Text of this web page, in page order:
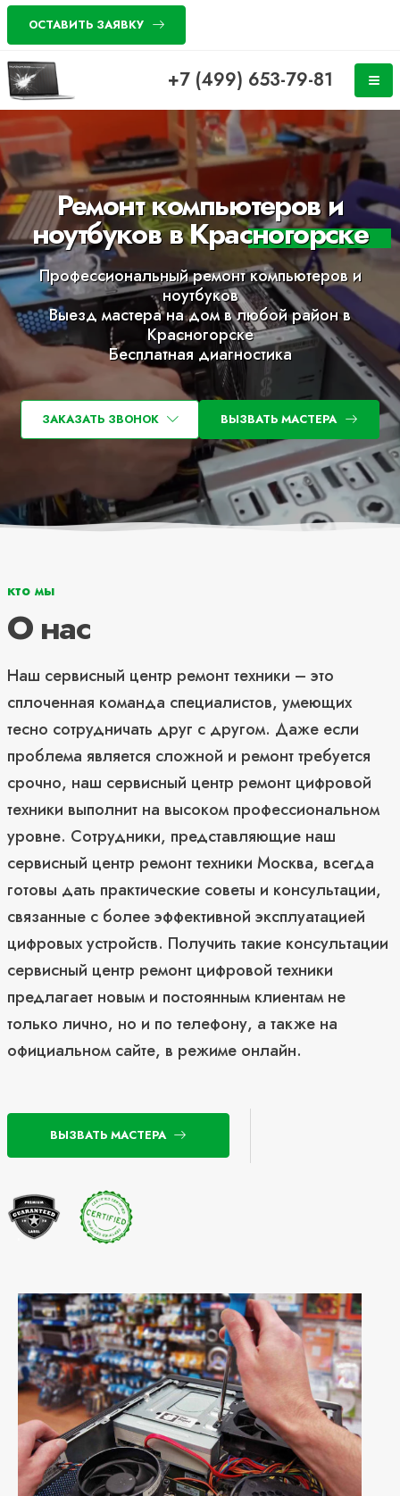
ОСТАВИТЬ ЗАЯВКУ
+7 (499) 653-79-81
Ремонт компьютеров и
ноутбуков в Красногорске
Профессиональный ремонт компьютеров и
ноутбуков
Выезд мастера на дом в любой район в
Красногорске
Бесплатная диагностика
ЗАКАЗАТЬ ЗВОНОК ВЫЗВАТЬ МАСТЕРА
кто мы
О нас
Наш сервисный центр ремонт техники – это
сплоченная команда специалистов, умеющих
тесно сотрудничать друг с другом. Даже если
проблема является сложной и ремонт требуется
срочно, наш сервисный центр ремонт цифровой
техники выполнит на высоком профессиональном
уровне. Сотрудники, представляющие наш
сервисный центр ремонт техники Москва, всегда
готовы дать практические советы и консультации,
связанные с более эффективной эксплуатацией
цифровых устройств. Получить такие консультации
сервисный центр ремонт цифровой техники
предлагает новым и постоянным клиентам не
только лично, но и по телефону, а также на
официальном сайте, в режиме онлайн.
ВЫЗВАТЬ МАСТЕРА